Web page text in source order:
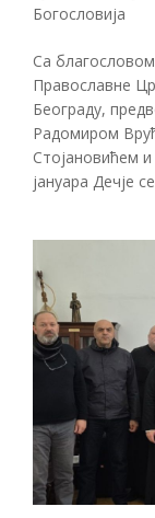
Богословија
Са благословом
Православне
Београду,
Радомиром
Стојановићем
јануара Дечје